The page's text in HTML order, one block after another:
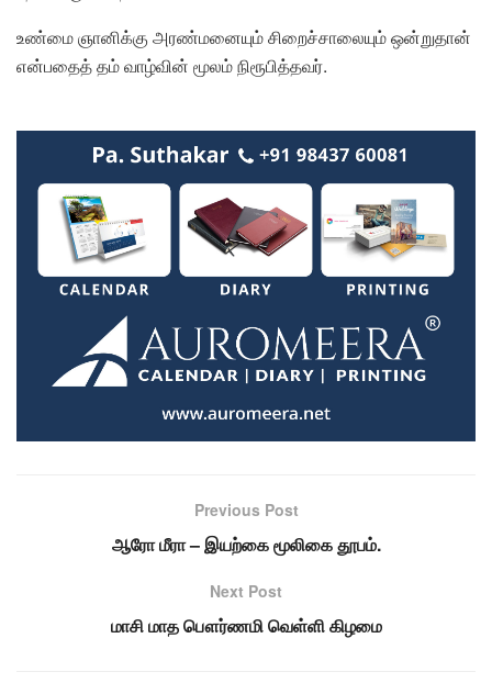
உண்மை ஞானிக்கு அரண்மனையும் சிறைச்சாலையும் ஒன்றுதான்
என்பதைத் தம் வாழ்வின் மூலம் நிரூபித்தவர்.
Previous Post
ஆரோ மீரா – இயற்கை மூலிகை தூபம்.
Next Post
மாசி மாத பௌர்ணமி வெள்ளி கிழமை